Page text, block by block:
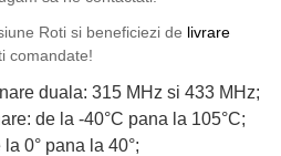
Roti si beneficiezi de livrare
comandate!
duala: 315 MHz si 433 MHz;
de la -40°C pana la 105°C;
0° pana la 40°;